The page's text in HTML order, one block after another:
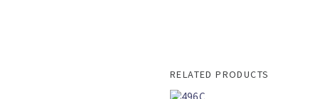
RELATED PRODUCTS